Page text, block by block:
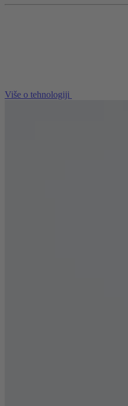
Više o tehnologiji